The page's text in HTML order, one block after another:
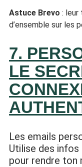
Astuce Brevo : leur
d’ensemble sur les
7.
LE
Les emails
Utilise des
pour rendre ton